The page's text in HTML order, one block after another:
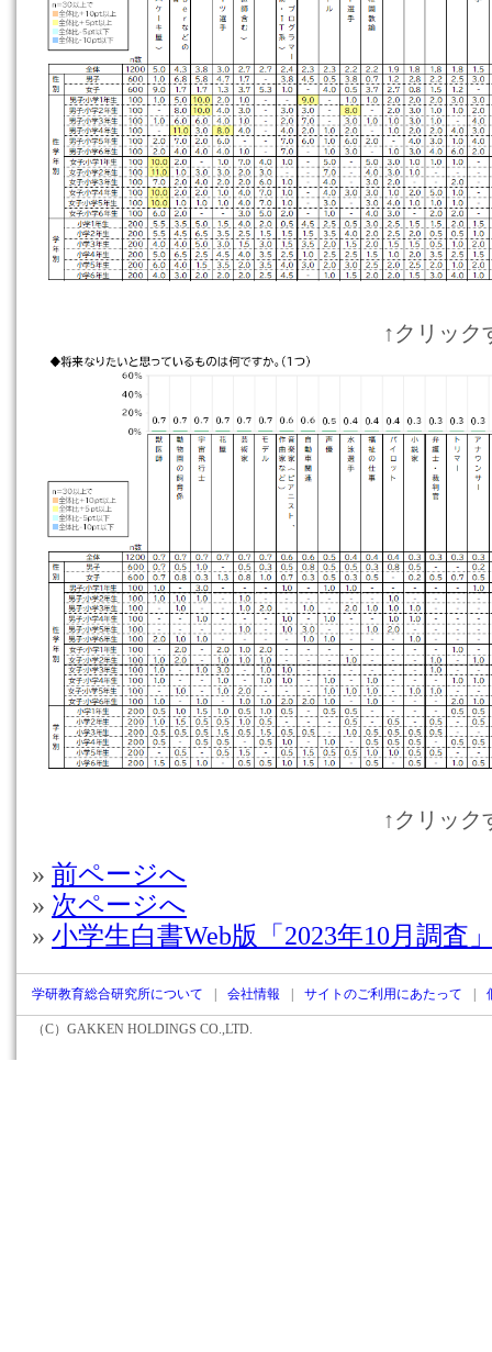
↑クリック
↑クリック
» 前ページへ
» 次ページへ
» 小学生白書Web版「2023年10月調査
学研教育総合研究所について | 会社情報 | サイトのご利用にあたって |
（C） GAKKEN HOLDINGS CO.,LTD.